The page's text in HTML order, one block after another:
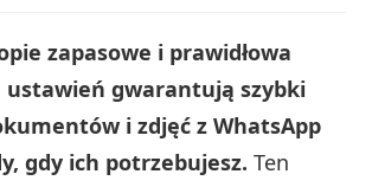
zapasowe i prawidłowa
gwarantują szybki
i zdjęć z WhatsApp
gdy ich potrzebujesz. Ten